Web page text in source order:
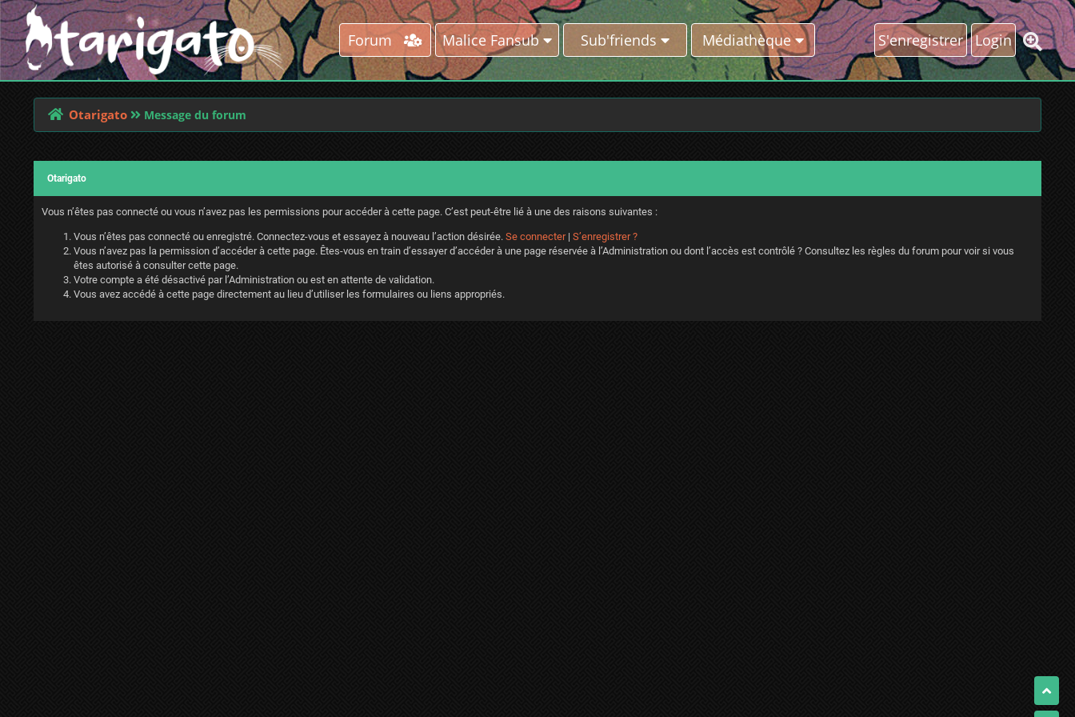
Forum Malice Fansub Sub'friends Médiathèque S'enregistrer Login
Otarigato Message du forum
Otarigato
Vous n’êtes pas connecté ou vous n’avez pas les permissions pour accéder à cette page. C’est peut-être lié à une des raisons suivantes :
Vous n’êtes pas connecté ou enregistré. Connectez-vous et essayez à nouveau l’action désirée. Se connecter| S’enregistrer ?
Vous n’avez pas la permission d’accéder à cette page. Êtes-vous en train d’essayer d’accéder à une page réservée à l’Administration ou dont l’accès est contrôlé ? Consultez les règles du forum pour voir si vous
êtes autorisé à consulter cette page.
Votre compte a été désactivé par l’Administration ou est en attente de validation.
Vous avez accédé à cette page directement au lieu d’utiliser les formulaires ou liens appropriés.